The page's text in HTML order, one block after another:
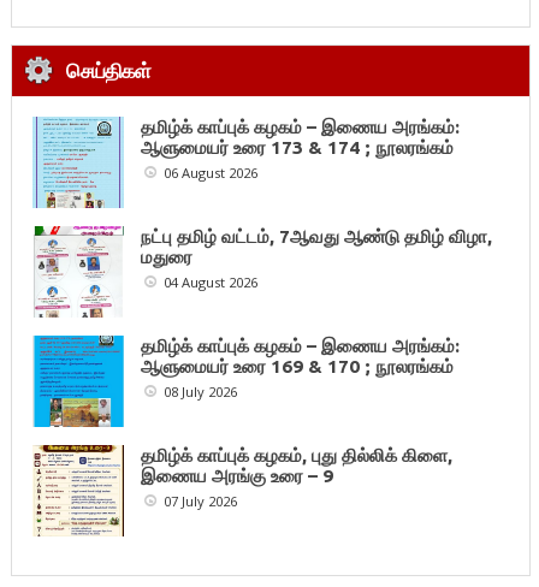
செய்திகள்
தமிழ்க் காப்புக் கழகம் – இணைய அரங்கம்:
ஆளுமையர் உரை 173 & 174 ; நூலரங்கம்
06 August 2026
நட்பு தமிழ் வட்டம், 7ஆவது ஆண்டு தமிழ் விழா,
மதுரை
04 August 2026
தமிழ்க் காப்புக் கழகம் – இணைய அரங்கம்:
ஆளுமையர் உரை 169 & 170 ; நூலரங்கம்
08 July 2026
தமிழ்க் காப்புக் கழகம், புது தில்லிக் கிளை,
இணைய அரங்கு உரை – 9
07 July 2026